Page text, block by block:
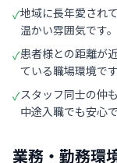
✓地域に長年愛され
温かい雰囲気です。
✓患者様との距離が
ている職場環境です
✓スタッフ同士の仲
中途入職でも安心で
業務・勤務環